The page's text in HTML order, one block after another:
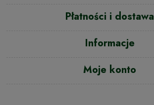
Płatności i dostawa
Informacje
Moje konto